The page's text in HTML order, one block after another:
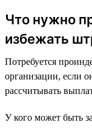
Что нужно
избежать
Потребуется
организации, если
рассчитывать
У кого может быть